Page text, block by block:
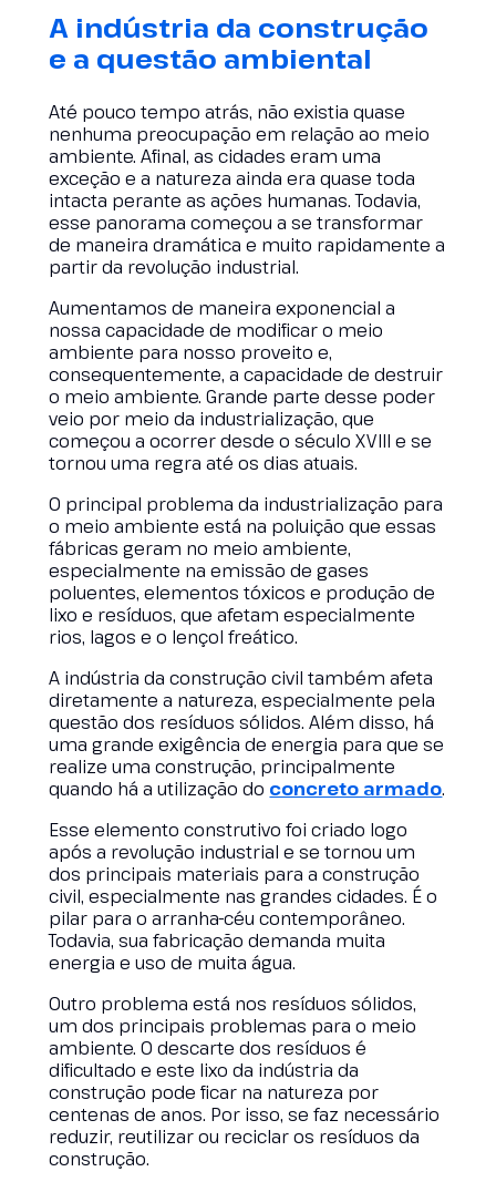
A indústria da construção
e a questão ambiental
Até pouco tempo atrás, não existia quase
nenhuma preocupação em relação ao meio
ambiente. Afinal, as cidades eram uma
exceção e a natureza ainda era quase toda
intacta perante as ações humanas. Todavia,
esse panorama começou a se transformar
de maneira dramática e muito rapidamente a
partir da revolução industrial.
Aumentamos de maneira exponencial a
nossa capacidade de modificar o meio
ambiente para nosso proveito e,
consequentemente, a capacidade de destruir
o meio ambiente. Grande parte desse poder
veio por meio da industrialização, que
começou a ocorrer desde o século XVIII e se
tornou uma regra até os dias atuais.
O principal problema da industrialização para
o meio ambiente está na poluição que essas
fábricas geram no meio ambiente,
especialmente na emissão de gases
poluentes, elementos tóxicos e produção de
lixo e resíduos, que afetam especialmente
rios, lagos e o lençol freático.
A indústria da construção civil também afeta
diretamente a natureza, especialmente pela
questão dos resíduos sólidos. Além disso, há
uma grande exigência de energia para que se
realize uma construção, principalmente
quando há a utilização do concreto armado.
Esse elemento construtivo foi criado logo
após a revolução industrial e se tornou um
dos principais materiais para a construção
civil, especialmente nas grandes cidades. É o
pilar para o arranha-céu contemporâneo.
Todavia, sua fabricação demanda muita
energia e uso de muita água.
Outro problema está nos resíduos sólidos,
um dos principais problemas para o meio
ambiente. O descarte dos resíduos é
dificultado e este lixo da indústria da
construção pode ficar na natureza por
centenas de anos. Por isso, se faz necessário
reduzir, reutilizar ou reciclar os resíduos da
construção.